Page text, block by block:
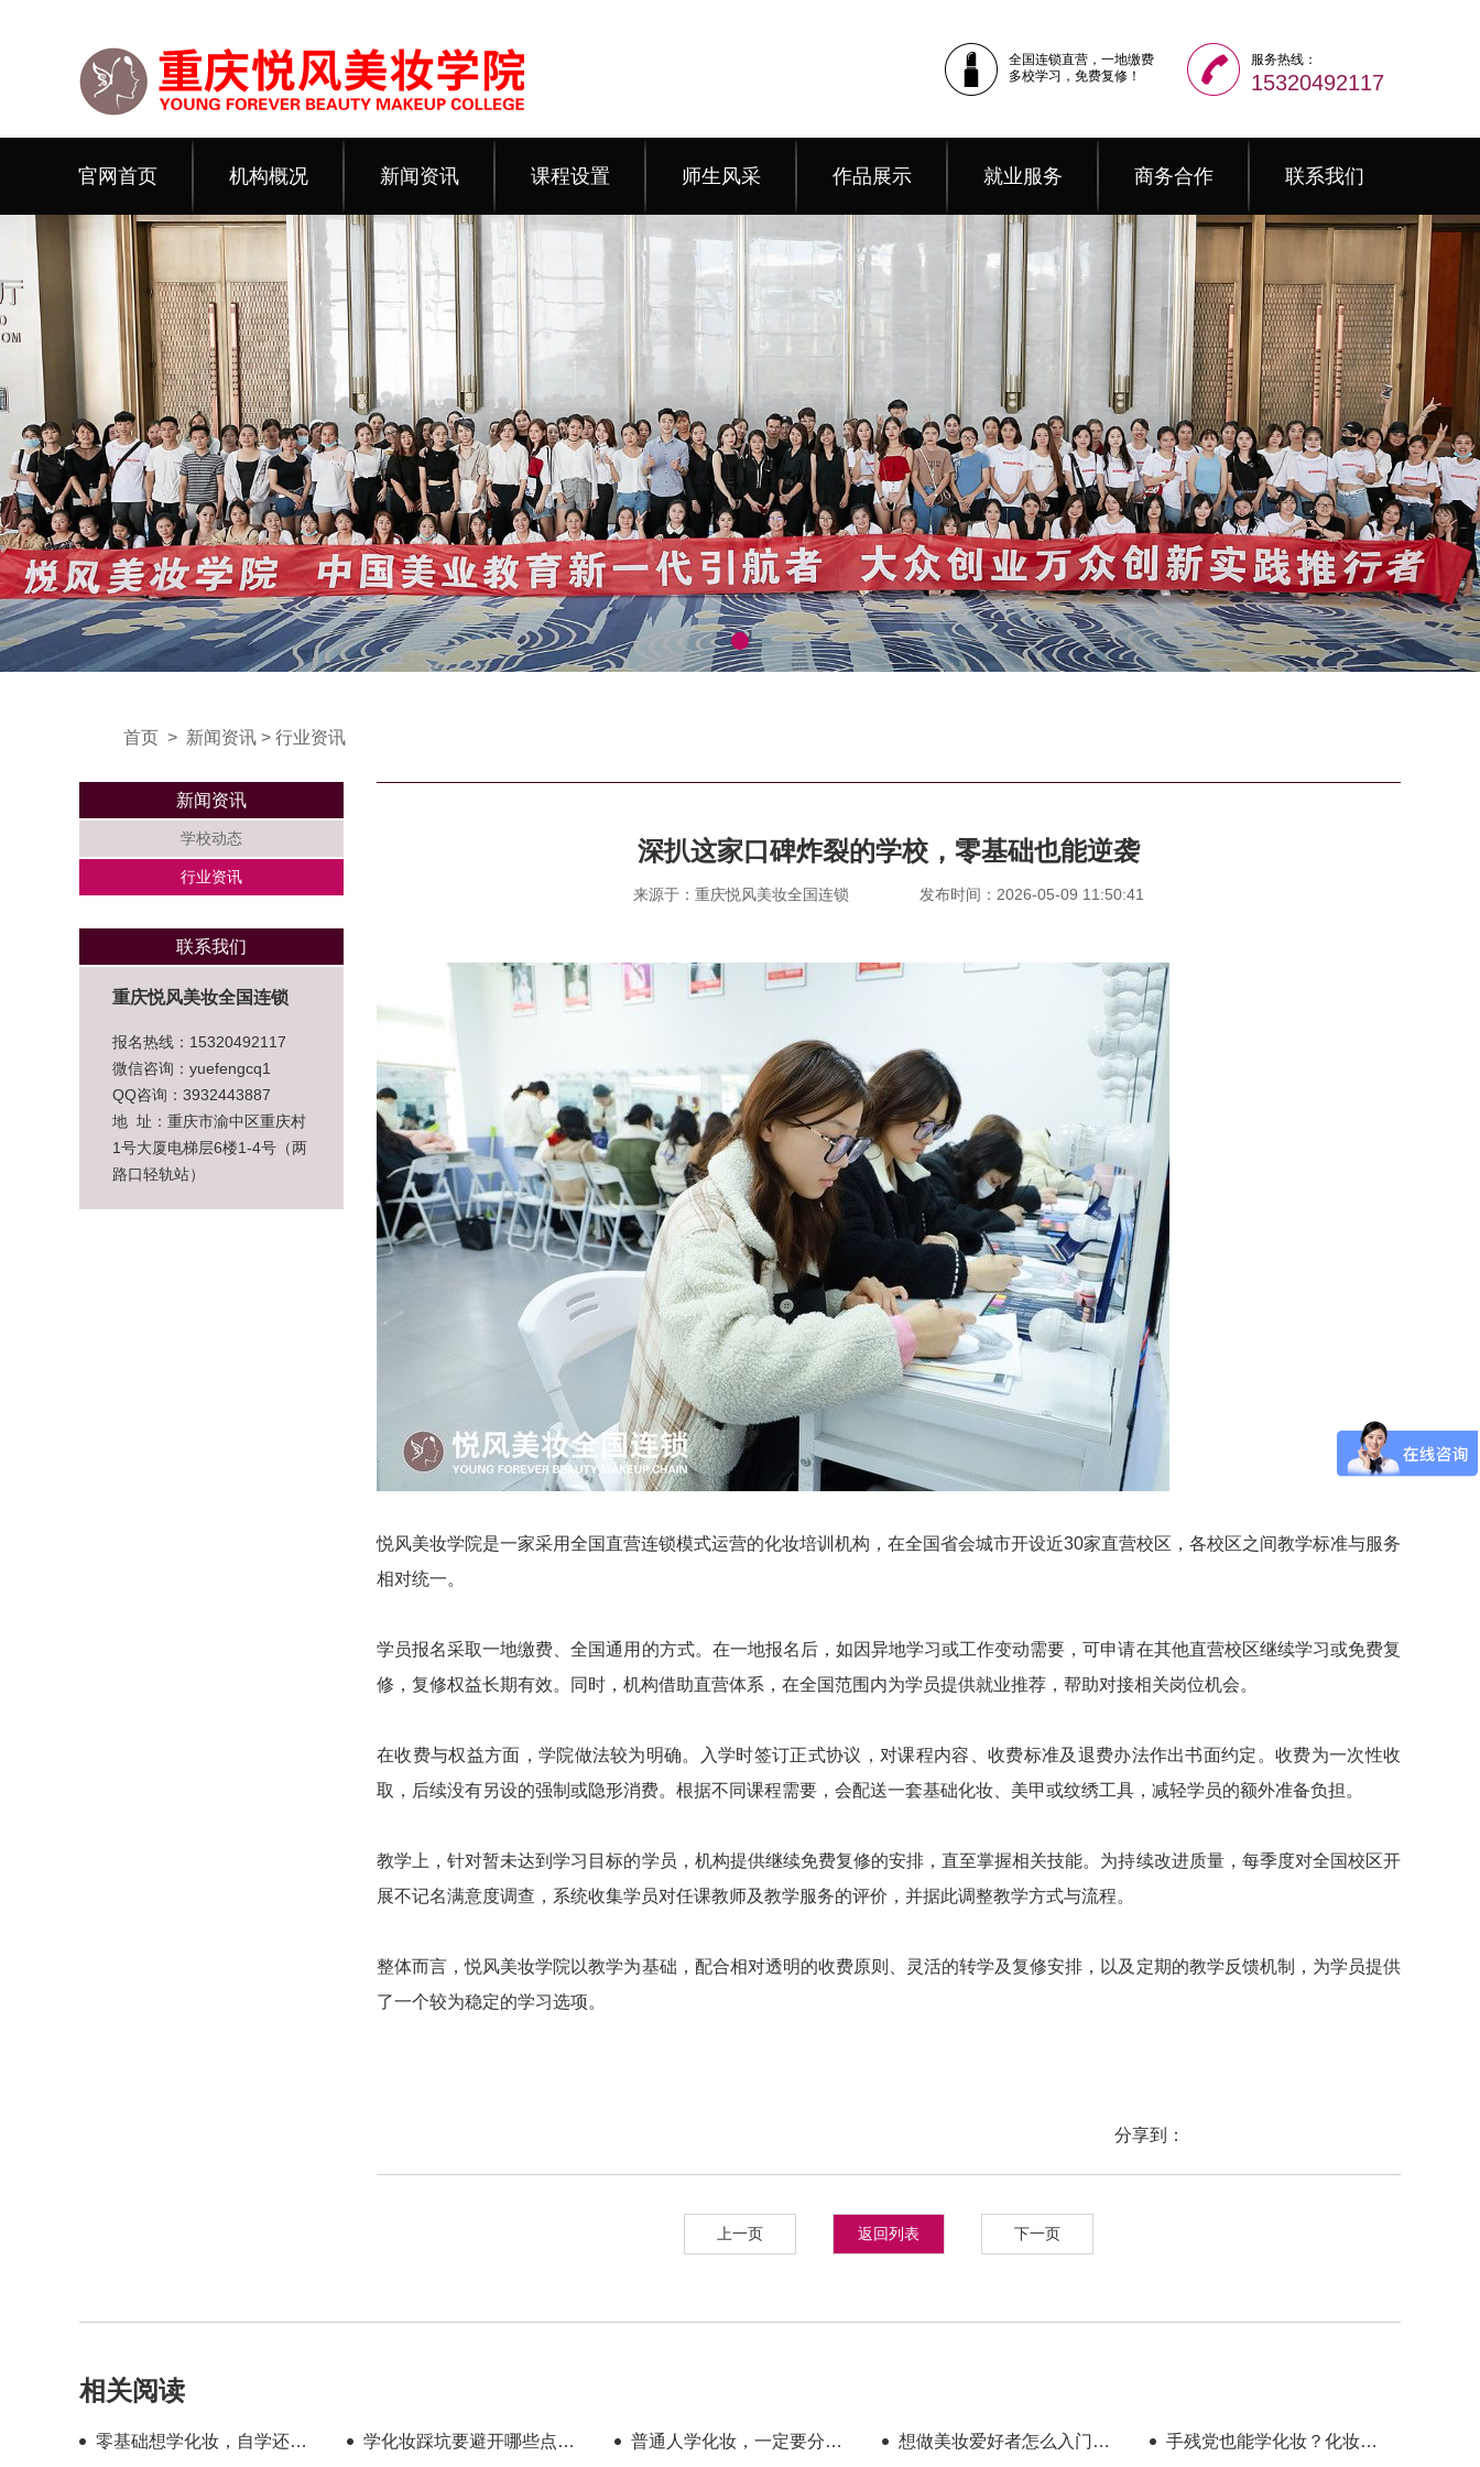
全国连锁直营，一地缴费
多校学习，免费复修！
服务热线：
15320492117
官网首页 机构概况 新闻资讯 课程设置 师生风采 作品展示 就业服务 商务合作 联系我们
首页 > 新闻资讯 > 行业资讯
新闻资讯
学校动态
行业资讯
联系我们
重庆悦风美妆全国连锁
报名热线：15320492117
微信咨询：yuefengcq1
QQ咨询：3932443887
地 址：重庆市渝中区重庆村
1号大厦电梯层6楼1-4号（两
路口轻轨站）
深扒这家口碑炸裂的学校，零基础也能逆袭
来源于：重庆悦风美妆全国连锁 发布时间：2026-05-09 11:50:41
悦风美妆学院是一家采用全国直营连锁模式运营的化妆培训机构，在全国省会城市开设近30家直营校区，各校区之间教学标准与服务
相对统一。
学员报名采取一地缴费、全国通用的方式。在一地报名后，如因异地学习或工作变动需要，可申请在其他直营校区继续学习或免费复
修，复修权益长期有效。同时，机构借助直营体系，在全国范围内为学员提供就业推荐，帮助对接相关岗位机会。
在收费与权益方面，学院做法较为明确。入学时签订正式协议，对课程内容、收费标准及退费办法作出书面约定。收费为一次性收
取，后续没有另设的强制或隐形消费。根据不同课程需要，会配送一套基础化妆、美甲或纹绣工具，减轻学员的额外准备负担。
教学上，针对暂未达到学习目标的学员，机构提供继续免费复修的安排，直至掌握相关技能。为持续改进质量，每季度对全国校区开
展不记名满意度调查，系统收集学员对任课教师及教学服务的评价，并据此调整教学方式与流程。
整体而言，悦风美妆学院以教学为基础，配合相对透明的收费原则、灵活的转学及复修安排，以及定期的教学反馈机制，为学员提供
了一个较为稳定的学习选项。
分享到：
相关阅读
零基础想学化妆，自学还是
学化妆踩坑要避开哪些点？
普通人学化妆，一定要分清
想做美妆爱好者怎么入门？
手残党也能学化妆？化妆学
上一页 返回列表 下一页